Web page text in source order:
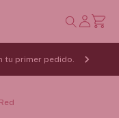
tu primer pedido.
Red